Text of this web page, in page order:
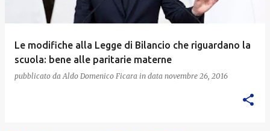
Le modifiche alla Legge di Bilancio che riguardano la
scuola: bene alle paritarie materne
pubblicato da Aldo Domenico Ficara in data novembre 26, 2016